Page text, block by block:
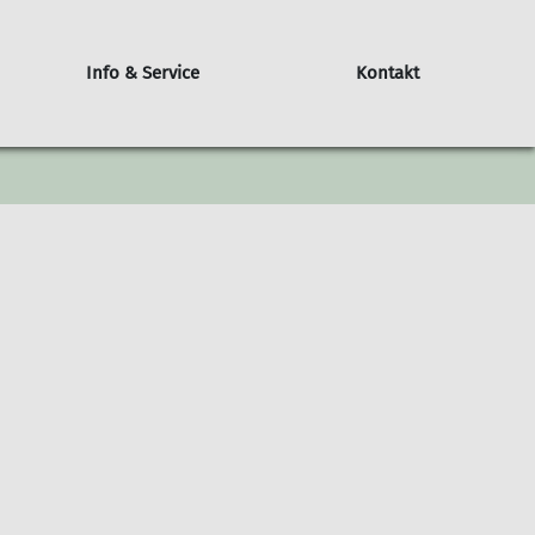
Kindergeburtstag
Info & Service
Minderjährige Selbstsicherung beim Klettern
Kontakt